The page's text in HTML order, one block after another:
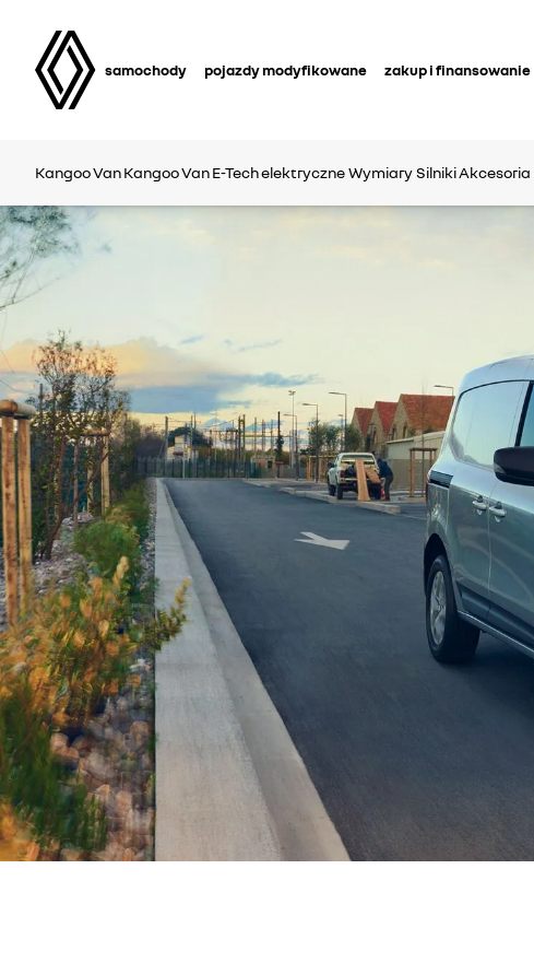
samochody pojazdy modyfikowane zakup i finansowanie
Kangoo VanKangoo Van E-Tech elektryczne Wymiary Silniki Akcesoria